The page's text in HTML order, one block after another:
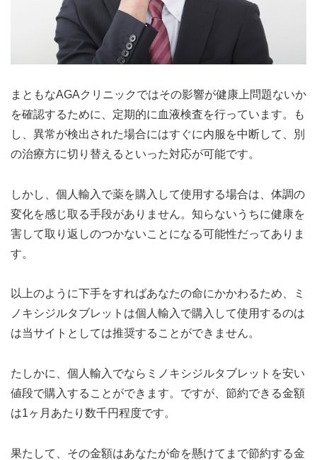
まともなAGAクリニックではその影響が健康上問題ないか
を確認するために、定期的に血液検査を行っています。も
し、異常が検出された場合にはすぐに内服を中断して、別
の治療方に切り替えるといった対応が可能です。
しかし、個人輸入で薬を購入して使用する場合は、体調の
変化を感じ取る手段がありません。知らないうちに健康を
害して取り返しのつかないことになる可能性だってありま
す。
以上のように下手をすればあなたの命にかかわるため、ミ
ノキシジルタブレットは個人輸入で購入して使用するのは
は当サイトとしては推奨することができません。
たしかに、個人輸入でならミノキシジルタブレットを安い
値段で購入することができます。ですが、節約できる金額
は1ヶ月あたり数千円程度です。
果たして、その金額はあなたが命を懸けてまで節約する金